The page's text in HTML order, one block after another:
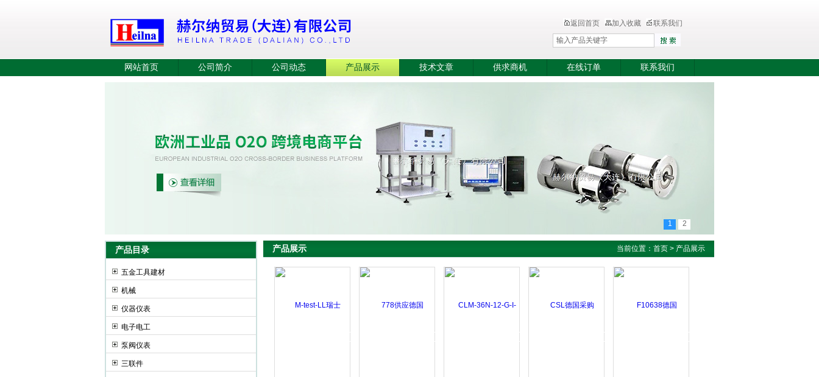
赫尔纳贸易（大连）有限公司
返回首页 加入收藏 联系我们
网站首页 公司简介 公司动态 产品展示 技术文章 供求商机 在线订单 联系我们
1 2
产品目录
五金工具建材
机械
仪器仪表
电子电工
泵阀仪表
三联件
产品展示 当前位置： 首页 > 产品展示